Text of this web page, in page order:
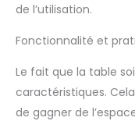
de l’utilisation.
Fonctionnalité et
Le fait que la table
caractéristiques.
de gagner de